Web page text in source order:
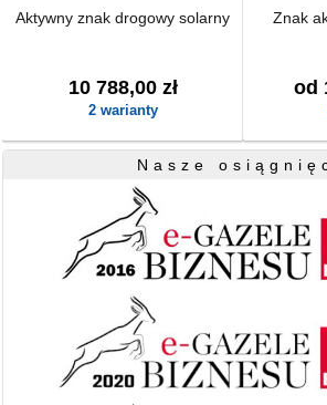
Aktywny znak drogowy solarny
10 788,00 zł
2 warianty
Znak
od
Nasze